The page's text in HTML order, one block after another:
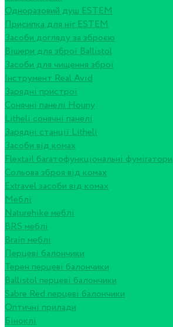
Одноразовий душ ESTEM
Присипка для ніг ESTEM
Засоби догляду за зброєю
Вішери для зброї Ballistol
Засоби для чищення зброї
Інструмент Real Avid
Зарядні пристрої
Сонячні панелі Houny
Litheli сонячні панелі
Зарядні станції Litheli
Засоби від комах
Flextail багатофункціональні фумігатори
Сольова зброя від комах
Extravel засоби від комах
Меблі
Naturehike меблі
BRS меблі
Brain меблі
Перцеві балончики
Терен перцеві балончики
Ballistol перцеві балончики
Sabre Red перцеві балончики
Оптичні прилади
Біноклі